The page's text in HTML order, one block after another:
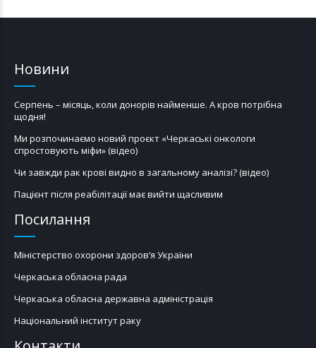
Новини
Серпень – місяць, коли донорів найменше. А кров потрібна
щодня!
Ми розпочинаємо новий проєкт «Черкаські онкологи
спростовують міфи» (відео)
Чи завжди рак крові видно в загальному аналізі? (відео)
Пацієнт після реабілітації має вийти щасливим
Посилання
Міністерство охорони здоров’я України
Черкаська обласна рада
Черкаська обласна державна адміністрація
Національний інститут раку